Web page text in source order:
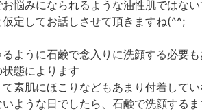
悩みになられるような油性肌ではない
定してお話しさせて頂きますね(^^;
ように石鹸で念入りに洗顔する必要
態によります
素肌にほこりなどもあまり付着してい
ような日でしたら、石鹸で洗顔するま